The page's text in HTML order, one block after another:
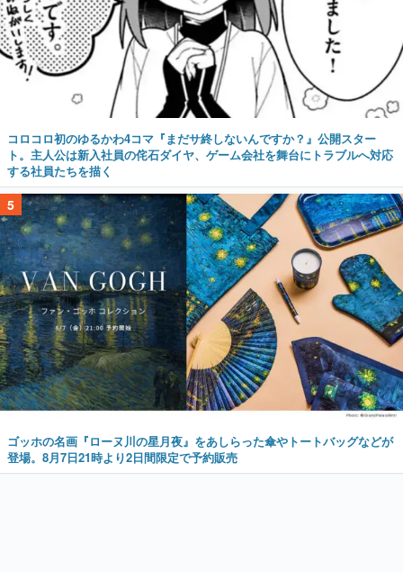
コロコロ初のゆるかわ4コマ『まだサ終しないんですか？』公開スター
ト。主人公は新入社員の侘石ダイヤ、ゲーム会社を舞台にトラブルへ対応
する社員たちを描く
5
ゴッホの名画『ローヌ川の星月夜』をあしらった傘やトートバッグなどが
登場。8月7日21時より2日間限定で予約販売